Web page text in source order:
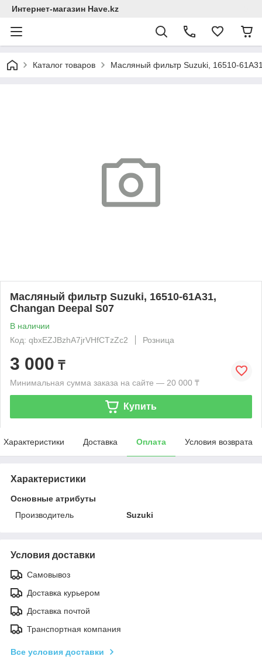
Интернет-магазин Have.kz
Каталог товаров Масляный фильтр Suzuki, 16510-
Масляный фильтр Suzuki, 16510-61A31,
Changan Deepal S07
В наличии
Код: qbxEZJBzhA7jrVHfCTzZc2
Розница
3 000 ₸
Минимальная сумма заказа на сайте — 20 000 ₸
Купить
Характеристики Доставка Оплата Условия возврата
Характеристики
Основные атрибуты
Производитель
Suzuki
Условия доставки
Самовывоз
Доставка курьером
Доставка почтой
Транспортная компания
Все условия доставки